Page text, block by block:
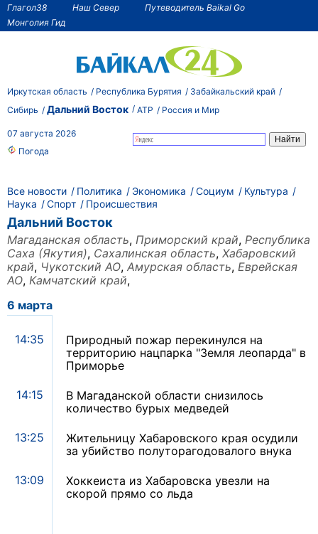
Глагол38 Наш Север
Путеводитель Baikal Go
Монголия Гид
Иркутская область Республика Бурятия
Забайкальский край
Сибирь
Дальний Восток АТР Россия и Мир
07 августа 2026
Погода
Все новости Политика Экономика Социум
Культура
Наука
Спорт Происшествия
Дальний Восток
Магаданская область, Приморский край, Республика
Саха (Якутия), Сахалинская область, Хабаровский
край, Чукотский АО, Амурская область, Еврейская
АО, Камчатский край,
6 марта
14:35
Природный пожар перекинулся на
территорию нацпарка "Земля леопарда" в
Приморье
14:15
В Магаданской области снизилось
количество бурых медведей
13:25
Жительницу Хабаровского края осудили
за убийство полуторагодовалого внука
13:09
Хоккеиста из Хабаровска увезли на
скорой прямо со льда